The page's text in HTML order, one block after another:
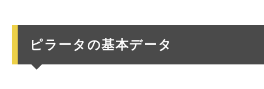
ピラータの基本データ